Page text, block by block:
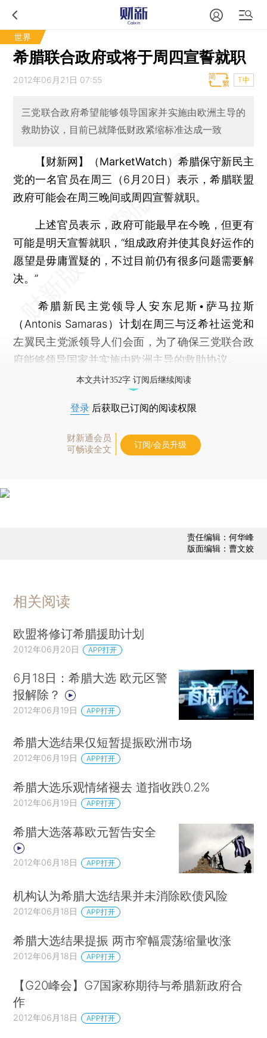
世界
希腊联合政府或将于周四宣誓就职
2012年06月21日 07:55 T中
三党联合政府希望能够领导国家并实施由欧洲主导的
救助协议，目前已就降低财政紧缩标准达成一致
【财新网】（MarketWatch）希腊保守新民主
党的一名官员在周三（6月20日）表示，希腊联盟
政府可能会在周三晚间或周四宣誓就职。
上述官员表示，政府可能最早在今晚，但更有
可能是明天宣誓就职，“组成政府并使其良好运作的
愿望是毋庸置疑的，不过目前仍有很多问题需要解
决。”
希腊新民主党领导人安东尼斯•萨马拉斯
（Antonis Samaras）计划在周三与泛希社运党和
左翼民主党派领导人们会面，为了确保三党联合政
府能够领导国家并实施由欧洲主导的救助协议。
本文共计352字 订阅后继续阅读
登录 后获取已订阅的阅读权限
财新通会员
可畅读全文
订阅/会员升级
责任编辑：何华峰
版面编辑：曹文姣
相关阅读
欧盟将修订希腊援助计划
2012年06月20日 APP打开
6月18日：希腊大选 欧元区警
报解除？
2012年06月19日 APP打开
希腊大选结果仅短暂提振欧洲市场
2012年06月19日 APP打开
希腊大选乐观情绪褪去 道指收跌0.2%
2012年06月19日 APP打开
希腊大选落幕欧元暂告安全
2012年06月18日 APP打开
机构认为希腊大选结果并未消除欧债风险
2012年06月18日 APP打开
希腊大选结果提振 两市窄幅震荡缩量收涨
2012年06月18日 APP打开
【G20峰会】G7国家称期待与希腊新政府合
作
2012年06月18日 APP打开